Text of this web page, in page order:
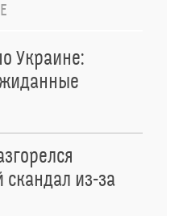
Украине:
из-за